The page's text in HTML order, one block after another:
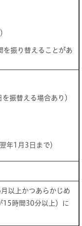
振り替えることがあ
振替える場合あり）
年1月3日まで）
以上かつあらかじめ
15時間30分以上）に